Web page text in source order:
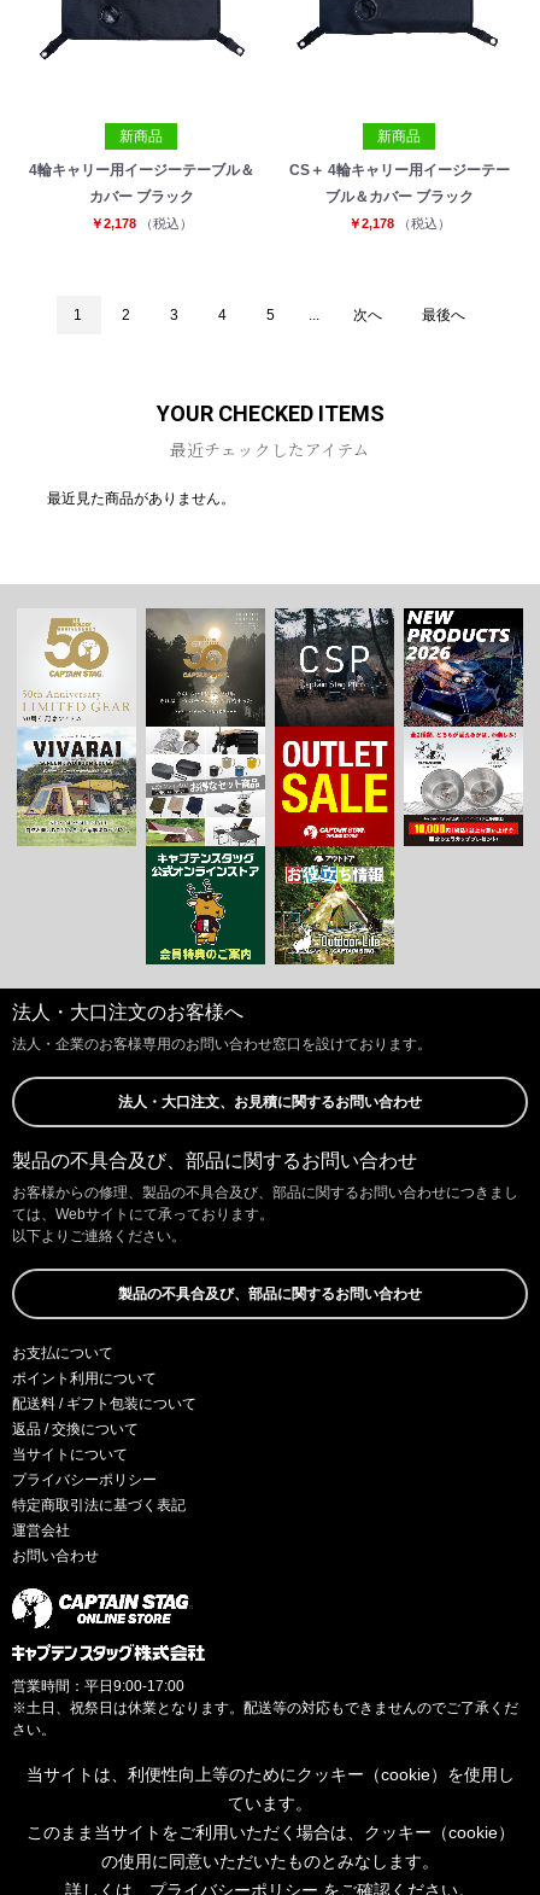
新商品
4輪キャリー用イージーテーブル＆
カバー ブラック
￥2,178 （税込）
新商品
CS＋ 4輪キャリー用イージーテー
ブル＆カバー ブラック
￥2,178 （税込）
1 2 3 4 5 次へ 最後へ
YOUR CHECKED ITEMS
最近チェックしたアイテム
最近見た商品がありません。
法人・大口注文のお客様へ
法人・企業のお客様専用のお問い合わせ窓口を設けております。
法人・大口注文、お見積に関するお問い合わせ
製品の不具合及び、部品に関するお問い合わせ
お客様からの修理、製品の不具合及び、部品に関するお問い合わせにつきまし
ては、Webサイトにて承っております。
以下よりご連絡ください。
製品の不具合及び、部品に関するお問い合わせ
お支払について
ポイント利用について
配送料 / ギフト包装について
返品 / 交換について
当サイトについて
プライバシーポリシー
特定商取引法に基づく表記
運営会社
お問い合わせ
営業時間：平日9:00-17:00
※土日、祝祭日は休業となります。配送等の対応もできませんのでご了承くだ
さい。
© CAPTAINSTAG Co.Ltd.
当サイトは、利便性向上等のためにクッキー（cookie）を使用し
ています。
このまま当サイトをご利用いただく場合は、クッキー（cookie）
の使用に同意いただいたものとみなします。
詳しくは、 プライバシーポリシー をご確認ください。